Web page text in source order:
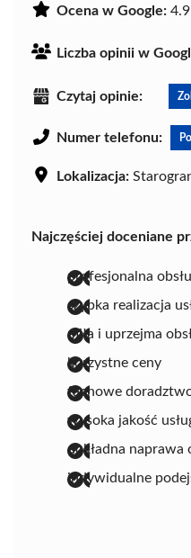
Ocena w Google: 4.9
Liczba opinii w
Czytaj opinie:
Numer telefonu:
Lokalizacja:
Najczęściej doceniane
profesjonalna
szybka realizacja
miła i uprzejma
korzystne ceny
fachowe
wysoka jakość
dokładna naprawa
indywidualne